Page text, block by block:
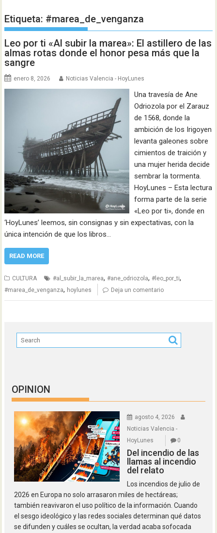
Etiqueta: #marea_de_venganza
Leo por ti «Al subir la marea»: El astillero de las
almas rotas donde el honor pesa más que la
sangre
enero 8, 2026 Noticias Valencia - HoyLunes
Una travesía de Ane
Odriozola por el Zarauz
de 1568, donde la
ambición de los Irigoyen
levanta galeones sobre
cimientos de traición y
una mujer herida decide
sembrar la tormenta.
HoyLunes – Esta lectura
forma parte de la serie
«Leo por ti», donde en
‘HoyLunes’ leemos, sin consignas y sin expectativas, con la
única intención de que los libros…
READ MORE
CULTURA #al_subir_la_marea,#ane_odriozola,#leo_por_ti,
#marea_de_venganza, hoylunes Deja un comentario
OPINION
agosto 4, 2026
Noticias Valencia -
HoyLunes
0
Del incendio de las
llamas al incendio
del relato
Los incendios de julio de
2026 en Europa no solo arrasaron miles de hectáreas;
también reavivaron el uso político de la información. Cuando
el sesgo ideológico y las redes sociales determinan qué datos
se difunden y cuáles se ocultan, la verdad acaba sofocada